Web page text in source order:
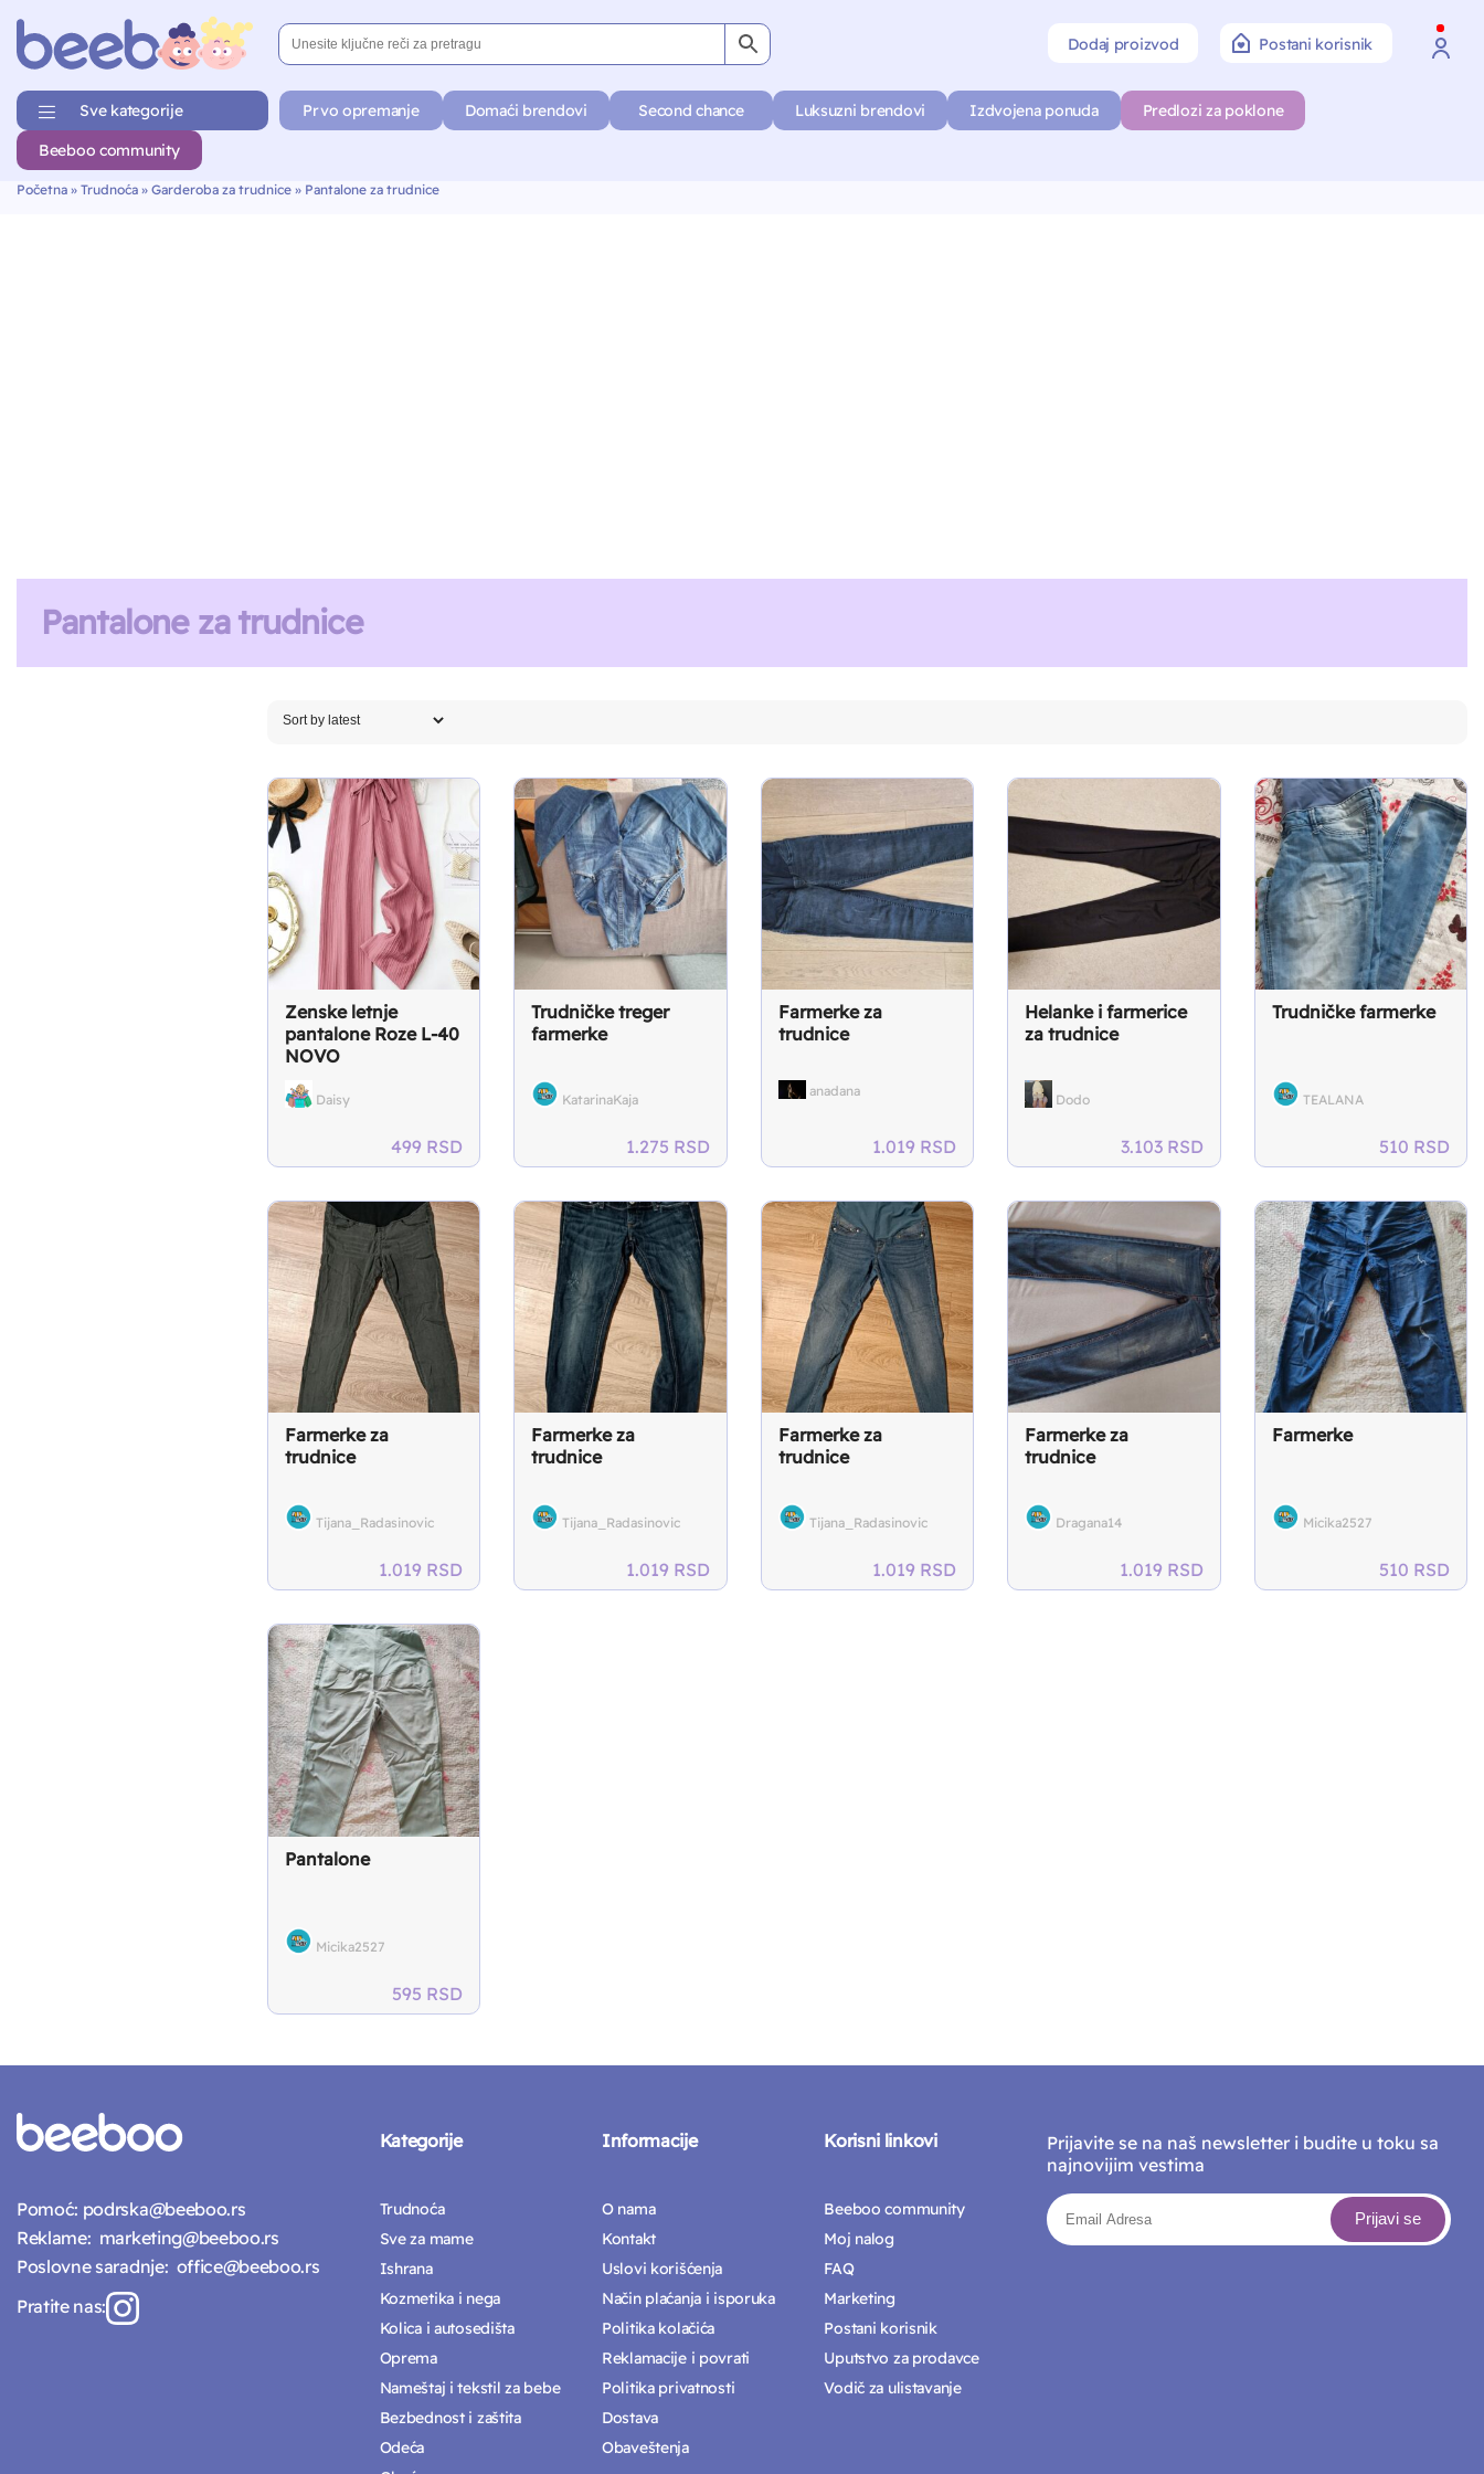
Dodaj proizvod Postani korisnik
Sve kategorije Prvo opremanje Domaći brendovi Second chance Luksuzni brendovi Izdvojena ponuda
Predlozi za poklone
Beeboo community
Početna » Trudnoća » Garderoba za trudnice » Pantalone za trudnice
Pantalone za trudnice
Zenske letnje
pantalone Roze L-40
NOVO
Daisy
499 RSD
Trudničke treger
farmerke
KatarinaKaja
1.275 RSD
Farmerke za
trudnice
anadana
1.019 RSD
Helanke i farmerice
za trudnice
Dodo
3.103 RSD
Trudničke farmerke
TEALANA
510 RSD
Farmerke za
trudnice
Tijana_Radasinovic
1.019 RSD
Farmerke za
trudnice
Tijana_Radasinovic
1.019 RSD
Farmerke za
trudnice
Tijana_Radasinovic
1.019 RSD
Farmerke za
trudnice
Dragana14
1.019 RSD
Farmerke
Micika2527
510 RSD
Pantalone
Micika2527
595 RSD
Pomoć: podrska@beeboo.rs
Reklame: marketing@beeboo.rs
Poslovne saradnje: office@beeboo.rs
Pratite nas:
Kategorije
Trudnoća
Sve za mame
Ishrana
Kozmetika i nega
Kolica i autosedišta
Oprema
Nameštaj i tekstil za bebe
Bezbednost i zaštita
Odeća
Informacije
O nama
Kontakt
Uslovi korišćenja
Način plaćanja i isporuka
Politika kolačića
Reklamacije i povrati
Politika privatnosti
Dostava
Obaveštenja
Korisni linkovi
Beeboo community
Moj nalog
FAQ
Marketing
Postani korisnik
Uputstvo za prodavce
Vodič za ulistavanje
Prijavite se na naš newsletter i budite u toku sa
najnovijim vestima